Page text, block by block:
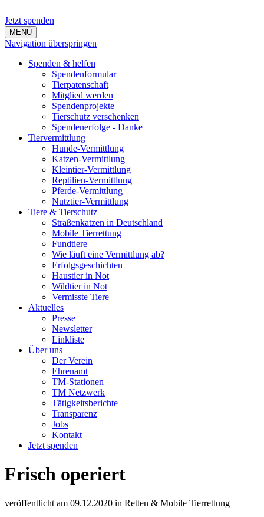
Jetzt spenden
MENÜ
Navigation überspringen
Spenden & helfen
Spendenformular
Tierpatenschaft
Mitglied werden
Spendenprojekte
Tierschutz verschenken
Spendenerfolge - Danke
Tiervermittlung
Hunde-Vermittlung
Katzen-Vermittlung
Kleintier-Vermittlung
Reptilien-Vermittlung
Pferde-Vermittlung
Nutztier-Vermittlung
Tiere & Tierschutz
Straßenkatzen in Deutschland
Mobile Tierrettung
Fundtiere
Wie läuft eine Vermittlung ab?
Erfolgsgeschichten
Haustier in Not
Wildtier in Not
Vermisste Tiere
Aktuelles
Presse
Newsletter
Linkliste
Über uns
Der Verein
Ehrenamt
TM-Stationen
TM Netzwerk
Tätigkeitsberichte
Transparenz
Jobs
Kontakt
Jetzt spenden
Frisch operiert
veröffentlicht am 09.12.2020 in Retten & Mobile Tierrettung